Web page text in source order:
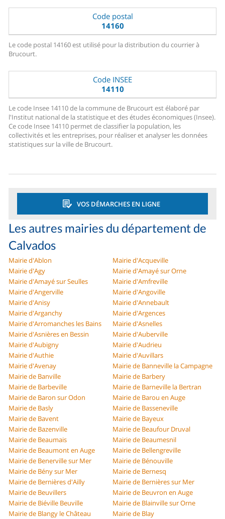
Code postal
14160
Le code postal 14160 est utilisé pour la distribution du courrier à
Brucourt.
Code INSEE
14110
Le code Insee 14110 de la commune de Brucourt est élaboré par
l'Institut national de la statistique et des études économiques (Insee).
Ce code Insee 14110 permet de classifier la population, les
collectivités et les entreprises, pour réaliser et analyser les données
statistiques sur la ville de Brucourt.
VOS DÉMARCHES EN LIGNE
Les autres mairies du département de
Calvados
Mairie d'Ablon
Mairie d'Acqueville
Mairie d'Agy
Mairie d'Amayé sur Orne
Mairie d'Amayé sur Seulles
Mairie d'Amfreville
Mairie d'Angerville
Mairie d'Angoville
Mairie d'Anisy
Mairie d'Annebault
Mairie d'Arganchy
Mairie d'Argences
Mairie d'Arromanches les Bains
Mairie d'Asnelles
Mairie d'Asnières en Bessin
Mairie d'Auberville
Mairie d'Aubigny
Mairie d'Audrieu
Mairie d'Authie
Mairie d'Auvillars
Mairie d'Avenay
Mairie de Banneville la Campagne
Mairie de Banville
Mairie de Barbery
Mairie de Barbeville
Mairie de Barneville la Bertran
Mairie de Baron sur Odon
Mairie de Barou en Auge
Mairie de Basly
Mairie de Basseneville
Mairie de Bavent
Mairie de Bayeux
Mairie de Bazenville
Mairie de Beaufour Druval
Mairie de Beaumais
Mairie de Beaumesnil
Mairie de Beaumont en Auge
Mairie de Bellengreville
Mairie de Benerville sur Mer
Mairie de Bénouville
Mairie de Bény sur Mer
Mairie de Bernesq
Mairie de Bernières d'Ailly
Mairie de Bernières sur Mer
Mairie de Beuvillers
Mairie de Beuvron en Auge
Mairie de Biéville Beuville
Mairie de Blainville sur Orne
Mairie de Blangy le Château
Mairie de Blay